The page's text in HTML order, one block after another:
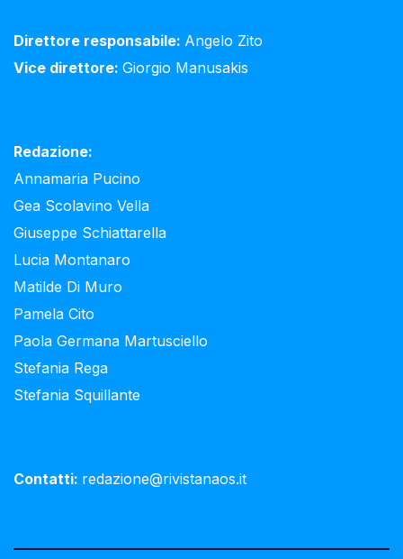
Direttore responsabile: Angelo Zito
Vice direttore: Giorgio Manusakis
Redazione:
Annamaria Pucino
Gea Scolavino Vella
Giuseppe Schiattarella
Lucia Montanaro
Matilde Di Muro
Pamela Cito
Paola Germana Martusciello
Stefania Rega
Stefania Squillante
Contatti: redazione@rivistanaos.it